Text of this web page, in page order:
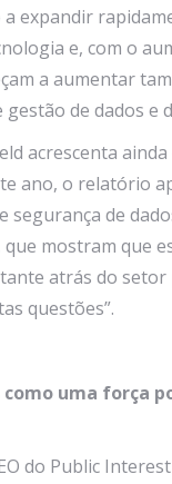
expandir
e, com o
a aumentar
gestão de dados e
acrescenta ainda
ano, o relatório
segurança de
mostram que
atrás do
questões”.
uma força
do Public